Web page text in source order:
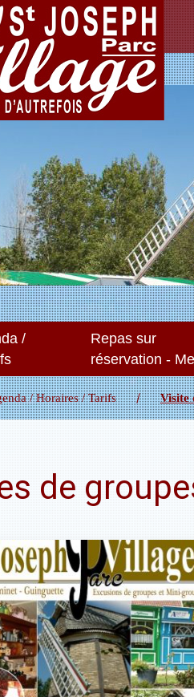
/
Repas sur
réservation -
/ Horaires / Tarifs Visite
de